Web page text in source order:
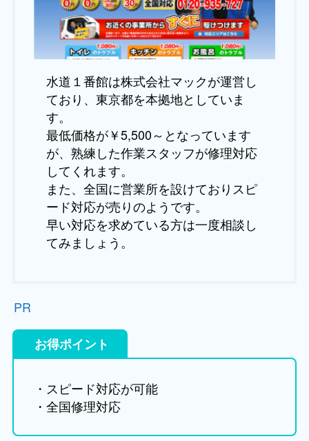
水道１番館は株式会社マックが運営し
ており、東京都を本拠地としていま
す。
最低価格が￥5,500～となっています
が、熟練した作業スタッフが修理対応
してくれます。
また、全国に営業所を設けておりスピ
ード対応が売りのようです。
早い対応を求めている方は一度相談し
てみましょう。
PR
お得ポイント
・スピード対応が可能
・全国修理対応